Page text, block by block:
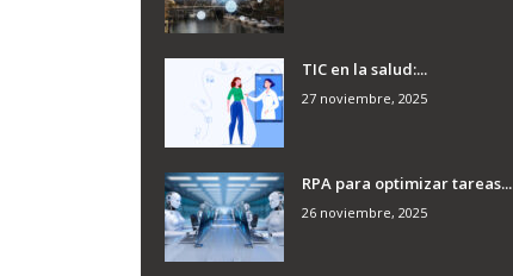
TIC en la salud:...
27 noviembre, 2025
RPA para optimizar tareas...
26 noviembre, 2025